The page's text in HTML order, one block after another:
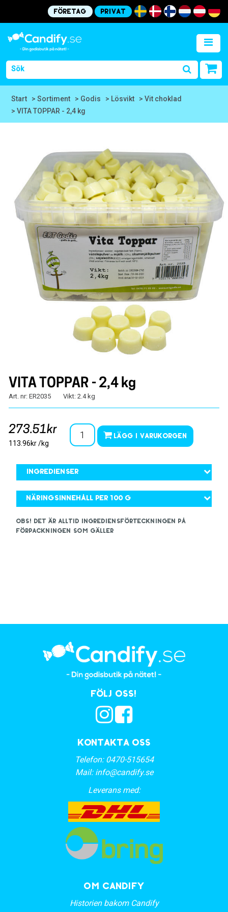
Företag Privat
Start > Sortiment > Godis > Lösvikt
> Vit choklad
> VITA TOPPAR - 2,4 kg
VITA TOPPAR - 2,4 kg
Art. nr: ER2035 Vikt: 2.4 kg
273.51kr
113.96kr /kg
Lägg i varukorgen
Ingredienser
Näringsinnehåll per 100 g
OBS! Det är alltid ingrediensförteckningen på
förpackningen som gäller
Kontakta oss
Telefon: 0470-515654
Mail: info@candify.se
Leverans med:
Följ oss!
OM CANDIFY
Historien bakom Candify